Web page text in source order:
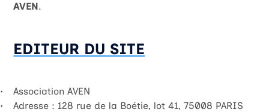
AVEN.
EDITEUR DU SITE
Association AVEN
Adresse : 128 rue de la Boétie, lot 41, 75008 PARIS